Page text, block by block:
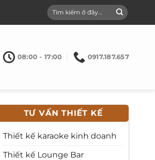
08:00 - 17:00 0917.187.657
TƯ VẤN THIẾT KẾ
Thiết kế karaoke kinh doanh
Thiết kế Lounge Bar